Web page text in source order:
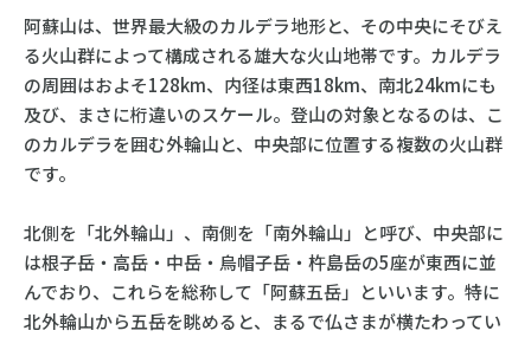
阿蘇山は、世界最大級のカルデラ地形と、その中央にそびえ
る火山群によって構成される雄大な火山地帯です。カルデラ
の周囲はおよそ128km、内径は東西18km、南北24kmにも
及び、まさに桁違いのスケール。登山の対象となるのは、こ
のカルデラを囲む外輪山と、中央部に位置する複数の火山群
です。
北側を「北外輪山」、南側を「南外輪山」と呼び、中央部に
は根子岳・高岳・中岳・烏帽子岳・杵島岳の5座が東西に並
んでおり、これらを総称して「阿蘇五岳」といいます。特に
北外輪山から五岳を眺めると、まるで仏さまが横たわってい